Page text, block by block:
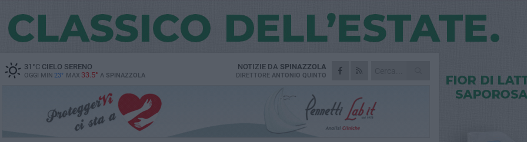
31 °CCIELO SERENO
OGGI MIN 23° MAX 33.5° A SPINAZZOLA
NOTIZIE DA SPINAZZOLA
DIRETTORE ANTONIO QUINTO